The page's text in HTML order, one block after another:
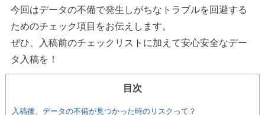
今回はデータの不備で発生しがちなトラブルを回避する
ためのチェック項目をお伝えします。
ぜひ、入稿前のチェックリストに加えて安心安全なデー
タ入稿を！
目次
入稿後、データの不備が見つかった時のリスクって？